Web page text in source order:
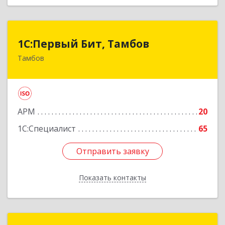
1С:Первый Бит, Тамбов
Тамбов
АРМ
20
1С:Специалист
65
Отправить заявку
Показать контакты
1С:Первый Бит, Тамбов
392012, Тамбовская обл, Тамбов г, Пионерская
Отправить заявку
Назад